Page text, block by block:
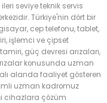
seviye teknik servis
Türkiye'nin dört bir
cep telefonu, tablet,
işlemci ve çipset
güç devresi arızaları,
konusunda uzman
alanda faaliyet gösteren
uzman kadromuz
cihazlara çözüm